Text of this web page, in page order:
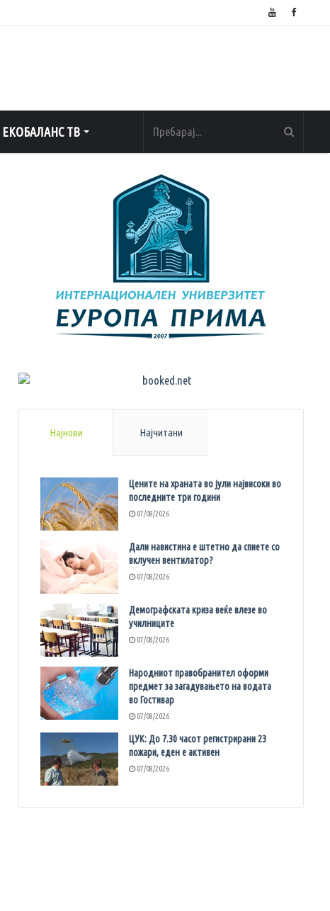
ЕКОБАЛАНС ТВ
Најнови Најчитани
Цените на храната во јули највисоки во
последните три години
07/08/2026
Дали навистина е штетно да спиете со
вклучен вентилатор?
07/08/2026
Демографската криза веќе влезе во
училниците
07/08/2026
Народниот правобранител оформи
предмет за загадувањето на водата
во Гостивар
07/08/2026
ЦУК: До 7.30 часот регистрирани 23
пожари, еден е активен
07/08/2026